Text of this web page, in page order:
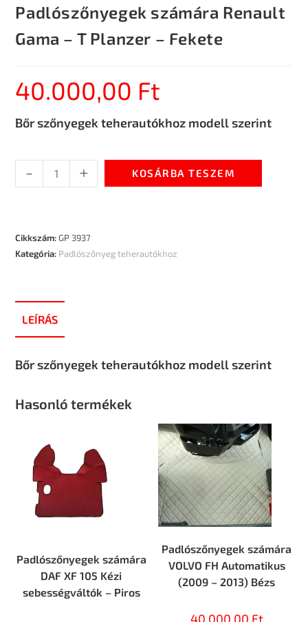
Padlószőnyegek számára Renault
Gama – T Planzer – Fekete
40.000,00 Ft
Bőr szőnyegek teherautókhoz modell szerint
- + KOSÁRBA TESZEM
Cikkszám:GP 3937
Kategória: Padlószőnyeg teherautókhoz
LEÍRÁS
Bőr szőnyegek teherautókhoz modell szerint
Hasonló termékek
Padlószőnyegek számára
DAF XF 105 Kézi
sebességváltók – Piros
Padlószőnyegek számára
VOLVO FH Automatikus
(2009 – 2013) Bézs
40.000,00 Ft